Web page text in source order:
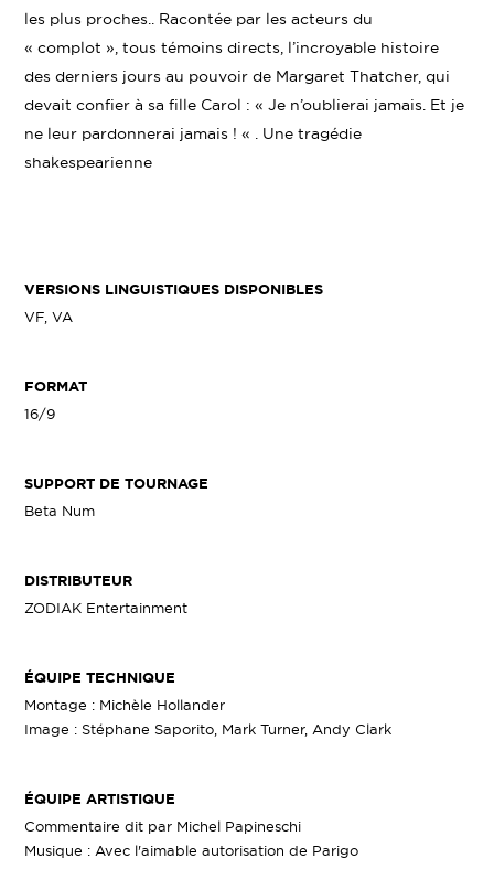
les plus proches.. Racontée par les acteurs du
« complot », tous témoins directs, l’incroyable histoire
des derniers jours au pouvoir de Margaret Thatcher, qui
devait confier à sa fille Carol : « Je n’oublierai jamais. Et je
ne leur pardonnerai jamais ! « . Une tragédie
shakespearienne
VERSIONS LINGUISTIQUES DISPONIBLES
VF, VA
FORMAT
16/9
SUPPORT DE TOURNAGE
Beta Num
DISTRIBUTEUR
ZODIAK Entertainment
ÉQUIPE TECHNIQUE
Montage : Michèle Hollander
Image : Stéphane Saporito, Mark Turner, Andy Clark
ÉQUIPE ARTISTIQUE
Commentaire dit par Michel Papineschi
Musique : Avec l'aimable autorisation de Parigo